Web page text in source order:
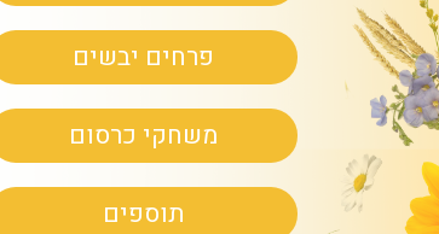
פרחים יבשים
משחקי כרסום
תוספים